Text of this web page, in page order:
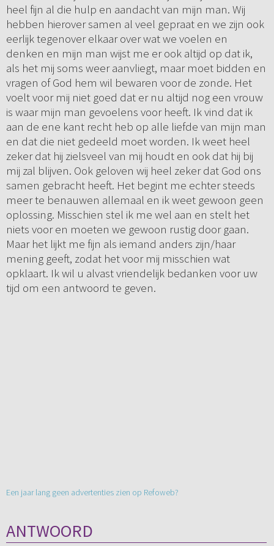
heel fijn al die hulp en aandacht van mijn man. Wij
hebben hierover samen al veel gepraat en we zijn ook
eerlijk tegenover elkaar over wat we voelen en
denken en mijn man wijst me er ook altijd op dat ik,
als het mij soms weer aanvliegt, maar moet bidden en
vragen of God hem wil bewaren voor de zonde. Het
voelt voor mij niet goed dat er nu altijd nog een vrouw
is waar mijn man gevoelens voor heeft. Ik vind dat ik
aan de ene kant recht heb op alle liefde van mijn man
en dat die niet gedeeld moet worden. Ik weet heel
zeker dat hij zielsveel van mij houdt en ook dat hij bij
mij zal blijven. Ook geloven wij heel zeker dat God ons
samen gebracht heeft. Het begint me echter steeds
meer te benauwen allemaal en ik weet gewoon geen
oplossing. Misschien stel ik me wel aan en stelt het
niets voor en moeten we gewoon rustig door gaan.
Maar het lijkt me fijn als iemand anders zijn/haar
mening geeft, zodat het voor mij misschien wat
opklaart. Ik wil u alvast vriendelijk bedanken voor uw
tijd om een antwoord te geven.
Een jaar lang geen advertenties zien op Refoweb?
ANTWOORD